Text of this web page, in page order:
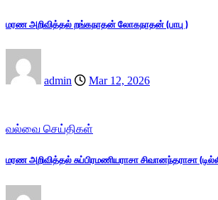
மரண அறிவித்தல் றங்கநாதன் லோகநாதன் (பாபு )
admin Mar 12, 2026
வல்வை செய்திகள்
மரண அறிவித்தல் சுப்பிரமணியராசா சிவானந்தராசா